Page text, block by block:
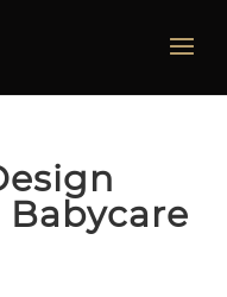
Babycare